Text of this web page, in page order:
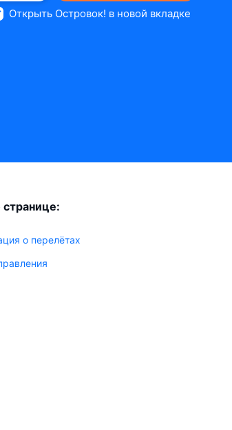
Открыть Островок! в новой вкладке
странице:
о перелётах